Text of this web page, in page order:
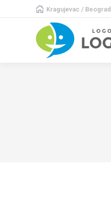
Kragujevac / Beograd